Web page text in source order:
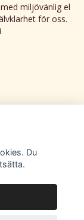
miljövänlig el
för oss.
Du